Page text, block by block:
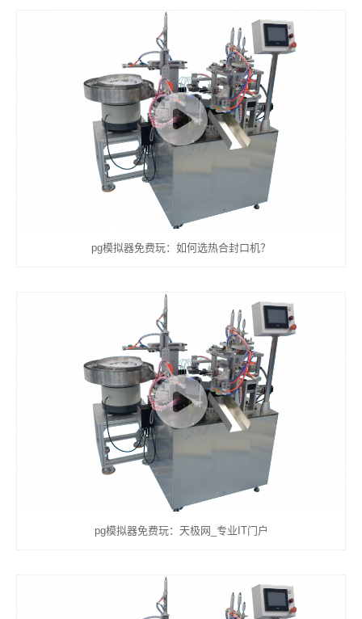
pg模拟器免费玩：如何选热合封口机？
pg模拟器免费玩：天极网_专业IT门户